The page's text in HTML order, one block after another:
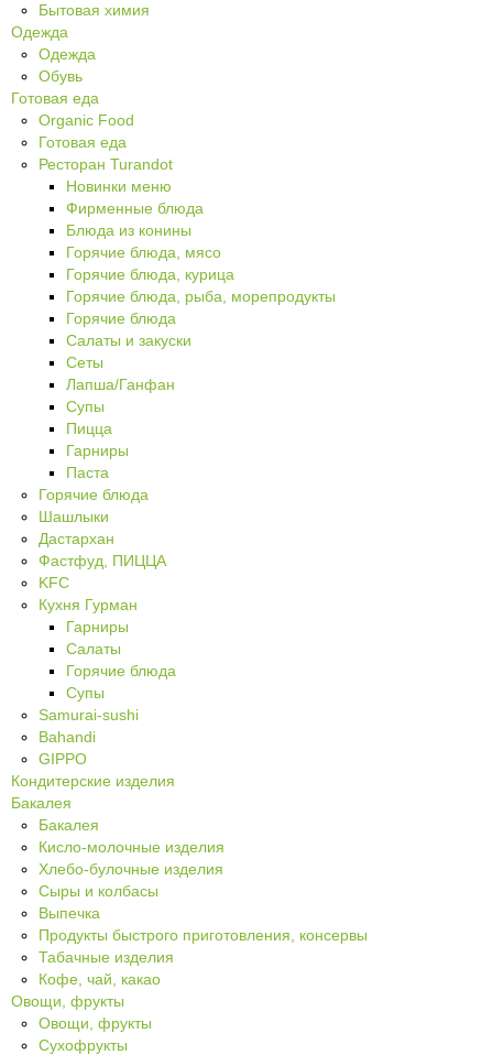
Бытовая химия
Одежда
Одежда
Обувь
Готовая еда
Organic Food
Готовая еда
Ресторан Turandot
Новинки меню
Фирменные блюда
Блюда из конины
Горячие блюда, мясо
Горячие блюда, курица
Горячие блюда, рыба, морепродукты
Горячие блюда
Cалаты и закуски
Сеты
Лапша/Ганфан
Супы
Пицца
Гарниры
Паста
Горячие блюда
Шашлыки
Дастархан
Фастфуд, ПИЦЦА
KFC
Кухня Гурман
Гарниры
Салаты
Горячие блюда
Супы
Samurai-sushi
Bahandi
GIPPO
Кондитерские изделия
Бакалея
Бакалея
Кисло-молочные изделия
Хлебо-булочные изделия
Сыры и колбасы
Выпечка
Продукты быстрого приготовления, консервы
Табачные изделия
Кофе, чай, какао
Овощи, фрукты
Овощи, фрукты
Сухофрукты